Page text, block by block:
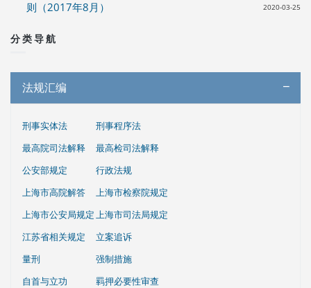
则（2017年8月）
2020-03-25
分类导航
法规汇编
刑事实体法
刑事程序法
最高院司法解释
最高检司法解释
公安部规定
行政法规
上海市高院解答
上海市检察院规定
上海市公安局规定上海市司法局规定
江苏省相关规定
立案追诉
量刑
强制措施
自首与立功
羁押必要性审查